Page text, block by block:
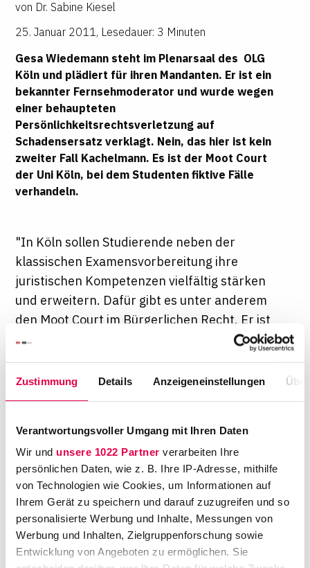
Zustimmung Details Anzeigeneinstellungen
Verantwortungsvoller Umgang mit Ihren Daten
Wir und unsere 1022 Partner verarbeiten Ihre
persönlichen Daten, wie z. B. Ihre IP-Adresse, mithilfe
von Technologien wie Cookies, um Informationen auf
Ihrem Gerät zu speichern und darauf zuzugreifen und so
personalisierte Werbung und Inhalte, Messungen von
Werbung und Inhalten, Zielgruppenforschung sowie
Entwicklung von Angeboten zu ermöglichen. Sie
von Dr. Sabine Kiesel
25. Januar 2011, Lesedauer: 3 Minuten
Gesa Wiedemann steht im Plenarsaal des OLG
Köln und plädiert für ihren Mandanten. Er ist ein
bekannter Fernsehmoderator und wurde wegen
einer behaupteten
Persönlichkeitsrechtsverletzung auf
Schadensersatz verklagt. Nein, das hier ist kein
zweiter Fall Kachelmann. Es ist der Moot Court
der Uni Köln, bei dem Studenten fiktive Fälle
verhandeln.
"In Köln sollen Studierende neben der
klassischen Examensvorbereitung ihre
juristischen Kompetenzen vielfältig stärken
und erweitern. Dafür gibt es unter anderem
den Moot Court im Bürgerlichen Recht. Er ist
aufgrund seiner Ausgestaltung gut in den
laufenden Lernbetrieb integrierbar. Bereits
Zweitsemester können sich in ihm beweisen",
ist Peter-Paul Urlaub, der den Moot Court als
Köln betreut, überzeugt. Selbstbewusst trägt
Gesa Wiedemann ihre Argumente vor. Die
rechtlichen Fakten hat sie gemeinsam mit
ihrer Kommilitonin Claire Schulte aufbereitet.
Überzeugen möchte sie damit den
Richtersenat, bestehend aus dem Präsidenten
des OLG Köln, Johannes Riedel, und den